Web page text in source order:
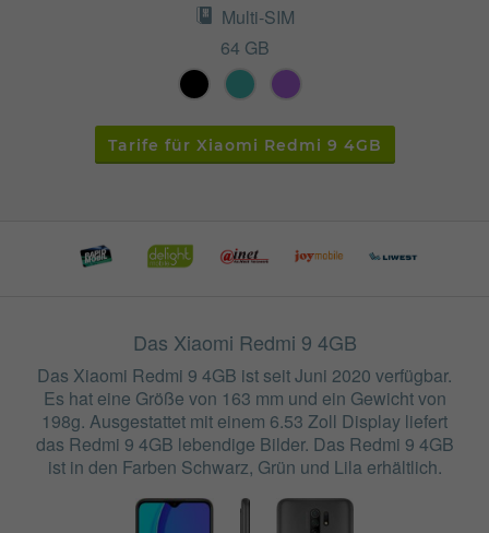
Multi-SIM
64 GB
Tarife für Xiaomi Redmi 9 4GB
Das Xiaomi Redmi 9 4GB
Das Xiaomi Redmi 9 4GB ist seit Juni 2020 verfügbar.
Es hat eine Größe von 163 mm und ein Gewicht von
198g. Ausgestattet mit einem 6.53 Zoll Display liefert
das Redmi 9 4GB lebendige Bilder. Das Redmi 9 4GB
ist in den Farben Schwarz, Grün und Lila erhältlich.